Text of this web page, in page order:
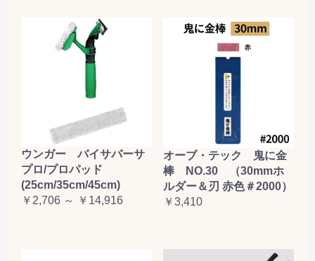
ウンガー バイサバーサ
プロ/プロパッド
(25cm/35cm/45cm)
￥2,706 ～ ￥14,916
オーブ・テック 鬼に金
棒 NO.30 （30mmホ
ルダー＆刃 赤色＃2000）
￥3,410